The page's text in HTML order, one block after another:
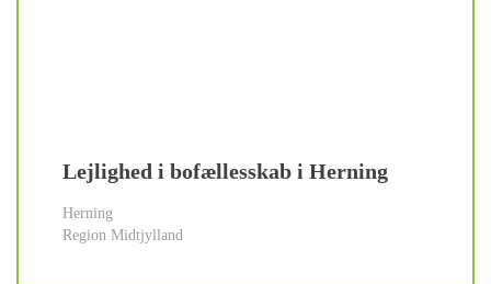
Lejlighed i bofællesskab i Herning
Herning
Region Midtjylland